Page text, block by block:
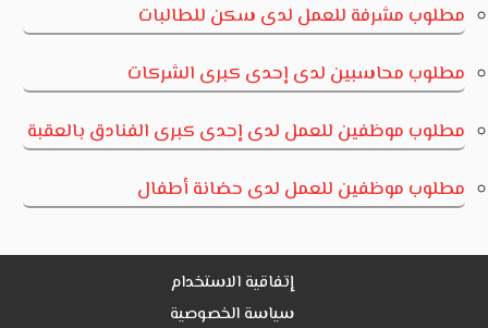
مطلوب مشرفة للعمل لدى سكن للطالبات
مطلوب محاسبين لدى إحدى كبرى الشركات
مطلوب موظفين للعمل لدى إحدى كبرى الفنادق بالعقبة
مطلوب موظفين للعمل لدى حضانة أطفال
إتفاقية الاستخدام
سياسة الخصوصية